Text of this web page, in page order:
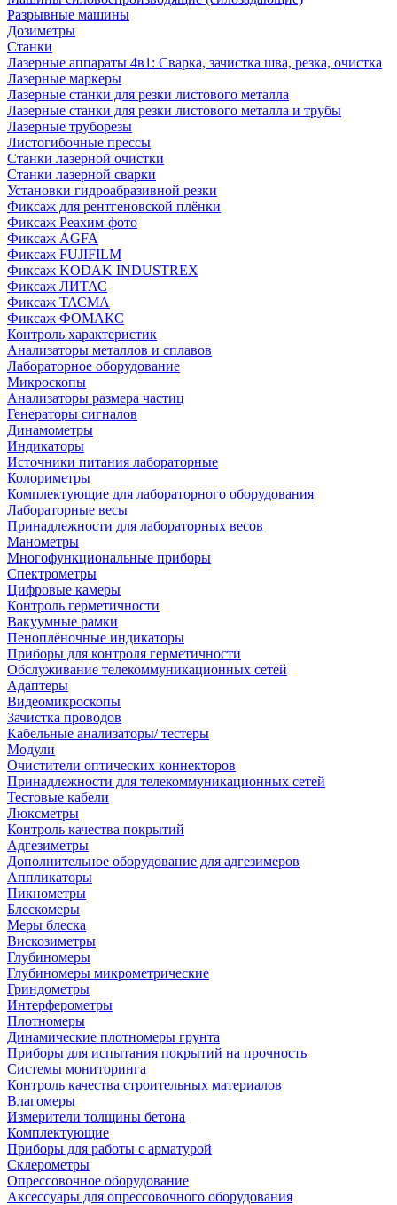
Разрывные машины
Дозиметры
Станки
Лазерные аппараты 4в1: Сварка, зачистка шва, резка, очистка
Лазерные маркеры
Лазерные станки для резки листового металла
Лазерные станки для резки листового металла и трубы
Лазерные труборезы
Листогибочные прессы
Станки лазерной очистки
Станки лазерной сварки
Установки гидроабразивной резки
Фиксаж для рентгеновской плёнки
Фиксаж Реахим-фото
Фиксаж AGFA
Фиксаж FUJIFILM
Фиксаж KODAK INDUSTREX
Фиксаж ЛИТАС
Фиксаж ТАСМА
Фиксаж ФОМАКС
Контроль характеристик
Анализаторы металлов и сплавов
Лабораторное оборудование
Микроскопы
Анализаторы размера частиц
Генераторы сигналов
Динамометры
Индикаторы
Источники питания лабораторные
Колориметры
Комплектующие для лабораторного оборудования
Лабораторные весы
Принадлежности для лабораторных весов
Манометры
Многофункциональные приборы
Спектрометры
Цифровые камеры
Контроль герметичности
Вакуумные рамки
Пеноплёночные индикаторы
Приборы для контроля герметичности
Обслуживание телекоммуникационных сетей
Адаптеры
Видеомикроскопы
Зачистка проводов
Кабельные анализаторы/ тестеры
Модули
Очистители оптических коннекторов
Принадлежности для телекоммуникационных сетей
Тестовые кабели
Люксметры
Контроль качества покрытий
Адгезиметры
Дополнительное оборудование для адгезимеров
Аппликаторы
Пикнометры
Блескомеры
Меры блеска
Вискозиметры
Глубиномеры
Глубиномеры микрометрические
Гриндометры
Интерферометры
Плотномеры
Динамические плотномеры грунта
Приборы для испытания покрытий на прочность
Системы мониторинга
Контроль качества строительных материалов
Влагомеры
Измерители толщины бетона
Комплектующие
Приборы для работы с арматурой
Склерометры
Опрессовочное оборудование
Аксессуары для опрессовочного оборудования